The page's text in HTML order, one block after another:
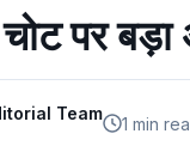
पर बड़ा
Team
1 min